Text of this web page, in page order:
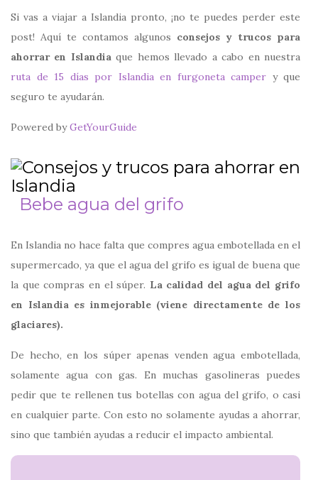
Si vas a viajar a Islandia pronto, ¡no te puedes perder este
post! Aquí te contamos algunos consejos y trucos para
ahorrar en Islandia que hemos llevado a cabo en nuestra
ruta de 15 días por Islandia en furgoneta camper y que
seguro te ayudarán.
Powered byGetYourGuide
Bebe agua del grifo
En Islandia no hace falta que compres agua embotellada en el
supermercado, ya que el agua del grifo es igual de buena que
la que compras en el súper. La calidad del agua del grifo
en Islandia es inmejorable (viene directamente de los
glaciares).
De hecho, en los súper apenas venden agua embotellada,
solamente agua con gas. En muchas gasolineras puedes
pedir que te rellenen tus botellas con agua del grifo, o casi
en cualquier parte. Con esto no solamente ayudas a ahorrar,
sino que también ayudas a reducir el impacto ambiental.